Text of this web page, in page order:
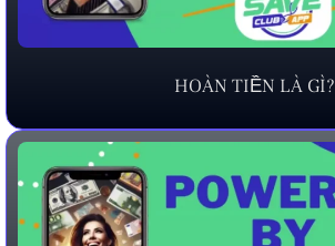
HOÀN TIỀN LÀ GÌ?